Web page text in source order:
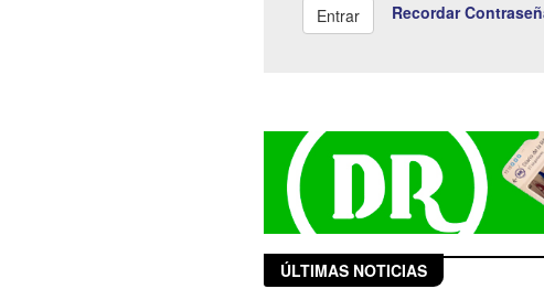
Recordar
ÚLTIMAS NOTICIAS